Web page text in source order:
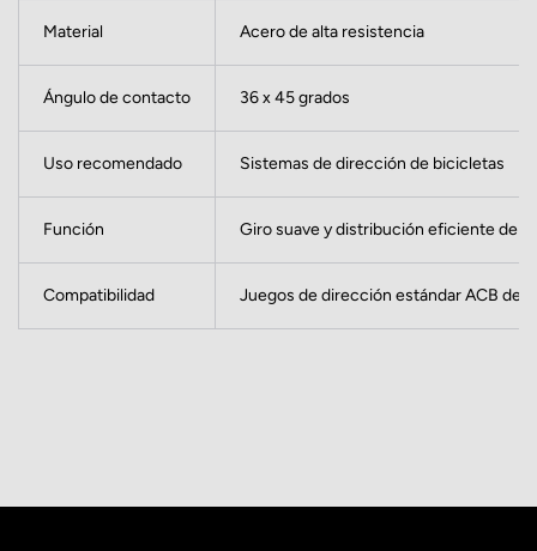
Material Acero de alta resistencia
Ángulo de contacto 36 x 45 grados
Uso recomendado Sistemas de dirección de bicicletas
Función Giro suave y distribución eficiente de
Compatibilidad Juegos de dirección estándar ACB de